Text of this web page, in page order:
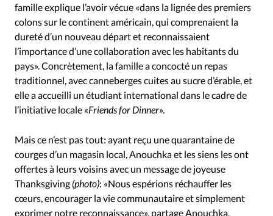
famille explique l’avoir vécue «dans la lignée des premiers
colons sur le continent américain, qui comprenaient la
dureté d’un nouveau départ et reconnaissaient
l’importance d’une collaboration avec les habitants du
pays». Concrètement, la famille a concocté un repas
traditionnel, avec canneberges cuites au sucre d’érable, et
elle a accueilli un étudiant international dans le cadre de
l’initiative locale «Friends for Dinner».
Mais ce n’est pas tout: ayant reçu une quarantaine de
courges d’un magasin local, Anouchka et les siens les ont
offertes à leurs voisins avec un message de joyeuse
Thanksgiving (photo): «Nous espérions réchauffer les
cœurs, encourager la vie communautaire et simplement
exprimer notre reconnaissance», partage Anouchka.